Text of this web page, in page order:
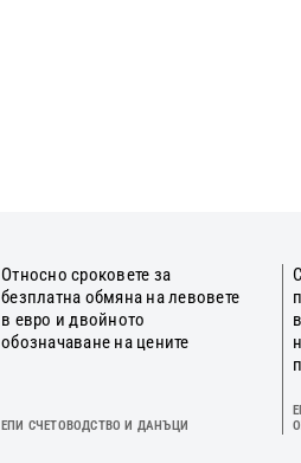
Относно сроковете за
безплатна обмяна на левовете
в евро и двойното
обозначаване на цените
ЕПИ СЧЕТОВОДСТВО И ДАНЪЦИ